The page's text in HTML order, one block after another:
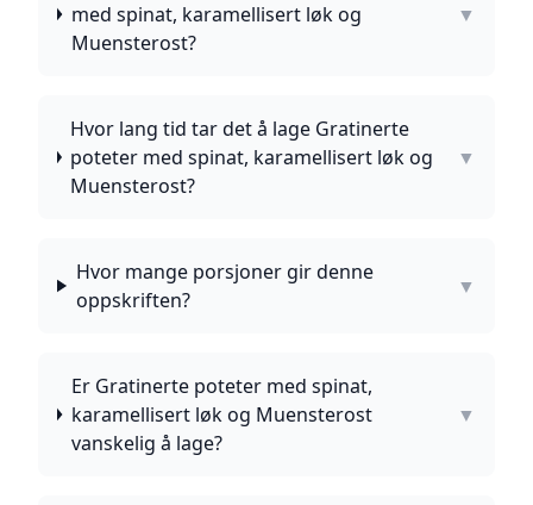
med spinat, karamellisert løk og
Muensterost?
▼
Hvor lang tid tar det å lage Gratinerte
poteter med spinat, karamellisert løk og
Muensterost?
▼
Hvor mange porsjoner gir denne
oppskriften?
▼
Er Gratinerte poteter med spinat,
karamellisert løk og Muensterost
vanskelig å lage?
▼